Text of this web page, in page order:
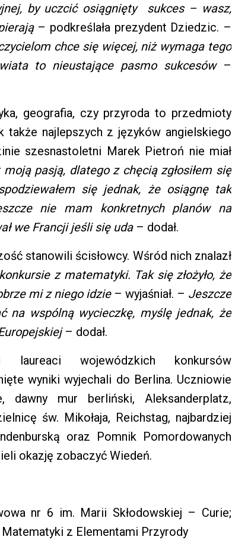
by uczcić osiągnięty sukces – wasz,
– podkreślała prezydent Dziedzic. –
chce się więcej, niż wymaga tego
to nieustające pasmo sukcesów–
geografia, czy przyroda to przedmioty
także najlepszych z języków angielskiego
szesnastoletni Marek Pietroń nie miał
pasją, dlatego z chęcią zgłosiłem się
się jednak, że osiągnę tak
nie mam konkretnych planów na
we Francji jeśli się uda– dodał.
stanowili ścisłowcy. Wśród nich znalazł
z matematyki. Tak się złożyło, że
mi z niego idzie– wyjaśniał. – Jeszcze
na wspólną wycieczkę, myślę jednak, że
– dodał.
laureaci wojewódzkich konkursów
wyniki wyjechali do Berlina. Uczniowie
dawny mur berliński, Aleksanderplatz,
św. Mikołaja, Reichstag, najbardziej
oraz Pomnik Pomordowanych
okazję zobaczyć Wiedeń.
nr 6 im. Marii Skłodowskiej – Curie;
z Elementami Przyrody